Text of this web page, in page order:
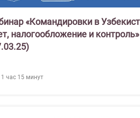
«Командировки в
налогообложение и контроль»
1 час 15 минут